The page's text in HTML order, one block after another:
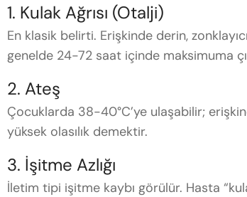
1. Kulak Ağrısı (Otalji)
En klasik belirti. Erişkinde derin,
genelde 24-72 saat içinde maksimuma
2. Ateş
Çocuklarda 38-40°C’ye ulaşabilir;
yüksek olasılık demektir.
3. İşitme Azlığı
İletim tipi işitme kaybı görülür. Hasta